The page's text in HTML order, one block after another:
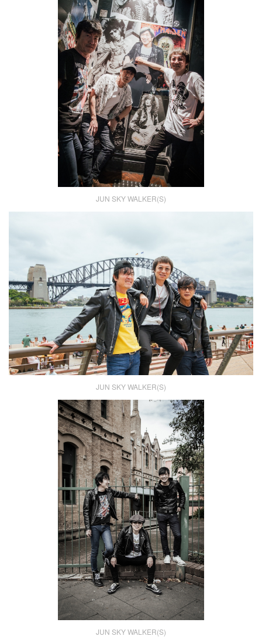
JUN SKY WALKER(S)
JUN SKY WALKER(S)
JUN SKY WALKER(S)